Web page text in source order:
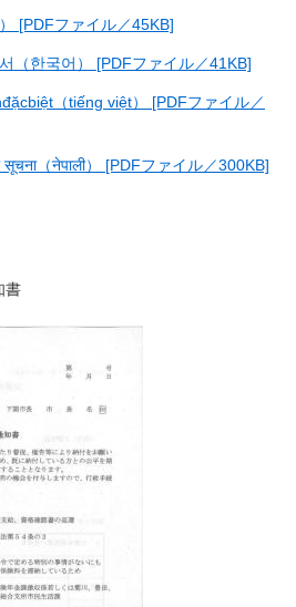
[PDFファイル／45KB]
（한국어） [PDFファイル／41KB]
（tiếng việt） [PDFファイル／
सूचना（नेपाली） [PDFファイル／300KB]
書